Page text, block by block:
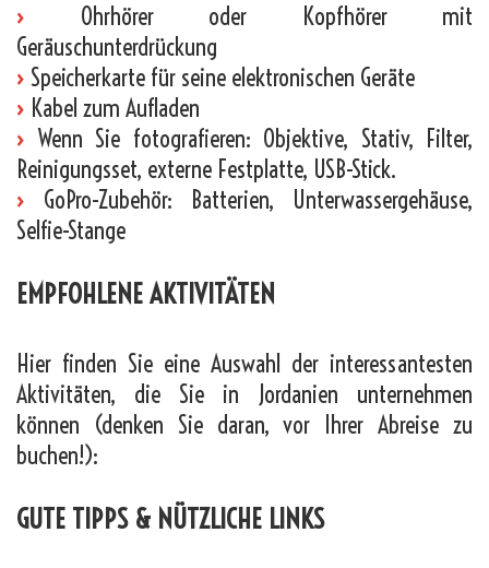
›
Ohrhörer oder Kopfhörer mit
Geräuschunterdrückung
› Speicherkarte für seine elektronischen Geräte
› Kabel zum Aufladen
› Wenn Sie fotografieren: Objektive, Stativ, Filter,
Reinigungsset, externe Festplatte, USB-Stick.
› GoPro-Zubehör: Batterien, Unterwassergehäuse,
Selfie-Stange
EMPFOHLENE AKTIVITÄTEN
Hier finden Sie eine Auswahl der interessantesten
Aktivitäten, die Sie in Jordanien unternehmen
können (denken Sie daran, vor Ihrer Abreise zu
buchen!):
GUTE TIPPS & NÜTZLICHE LINKS